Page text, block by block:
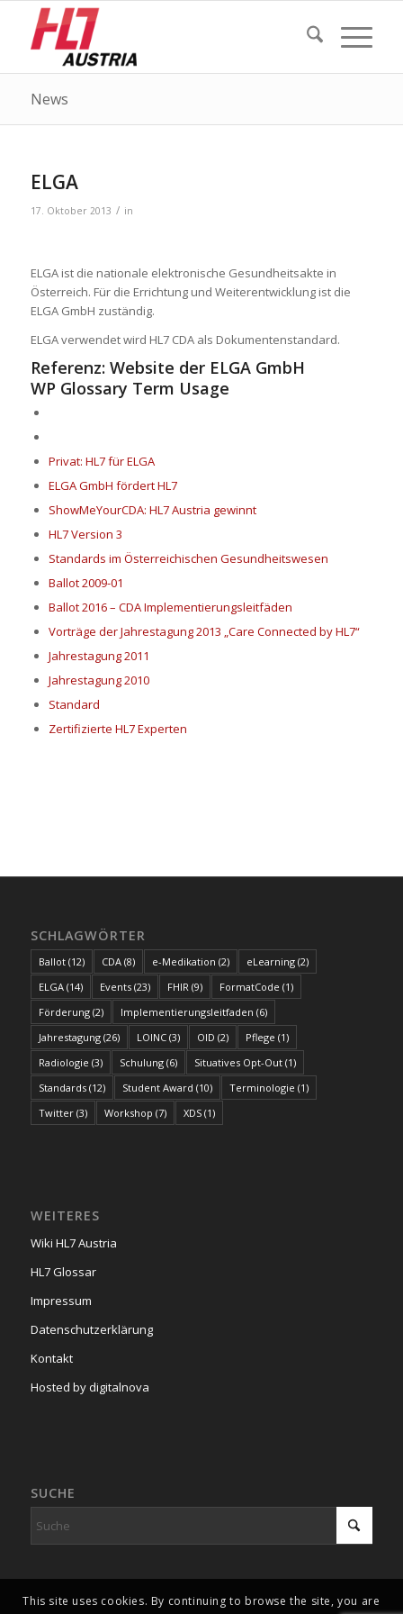
News
ELGA
17. Oktober 2013 / in
ELGA ist die nationale elektronische Gesundheitsakte in
Österreich. Für die Errichtung und Weiterentwicklung ist die
ELGA GmbH zuständig.
ELGA verwendet wird HL7 CDA als Dokumentenstandard.
Referenz: Website der ELGA GmbH
WP Glossary Term Usage
Privat: HL7 für ELGA
ELGA GmbH fördert HL7
ShowMeYourCDA: HL7 Austria gewinnt
HL7 Version 3
Standards im Österreichischen Gesundheitswesen
Ballot 2009-01
Ballot 2016 – CDA Implementierungsleitfäden
Vorträge der Jahrestagung 2013 „Care Connected by HL7“
Jahrestagung 2011
Jahrestagung 2010
Standard
Zertifizierte HL7 Experten
SCHLAGWÖRTER
Ballot(12) CDA(8) e-Medikation (2) eLearning(2)
ELGA(14) Events(23) FHIR(9) FormatCode (1)
Förderung(2) Implementierungsleitfaden (6)
Jahrestagung(26) LOINC(3) OID (2) Pflege (1)
Radiologie (3) Schulung(6) Situatives Opt-Out(1)
Standards(12) Student Award (10) Terminologie (1)
Twitter(3) Workshop (7) XDS(1)
WEITERES
Wiki HL7 Austria
HL7 Glossar
Impressum
Datenschutzerklärung
Kontakt
Hosted by digitalnova
SUCHE
This site uses cookies. By continuing to browse the site, you are